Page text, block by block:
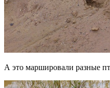
А это маршировали разные